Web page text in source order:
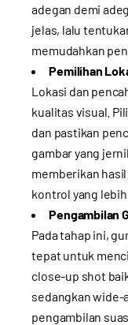
adegan demi
jelas, lalu
memudahkan
Pemilihan
Lokasi dan
kualitas visual.
dan pastikan
gambar yang
memberikan
kontrol yang
Pengambilan
Pada tahap ini,
tepat untuk
close-up shot
sedangkan wide-
pengambilan